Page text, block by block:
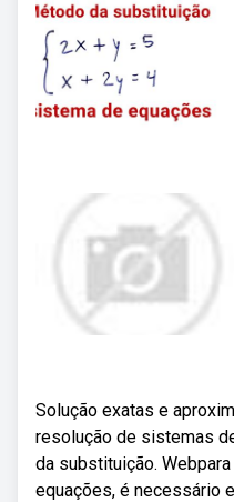
Solução exatas e
resolução de sistemas
da substituição.
equações, é necessário